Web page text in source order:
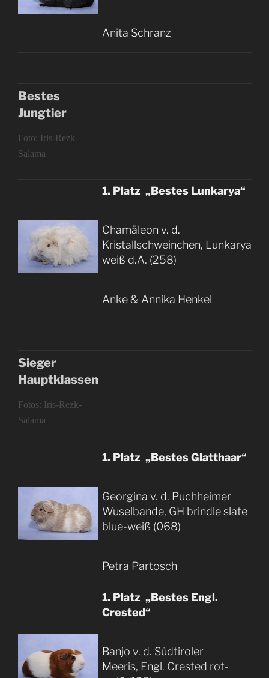
Anita Schranz
Bestes
Jungtier
Foto: Iris-Rezk-
Salama
1. Platz „Bestes Lunkarya“
Chamäleon v. d.
Kristallschweinchen, Lunkarya
weiß d.A. (258)
Anke & Annika Henkel
Sieger
Hauptklassen
Fotos: Iris-Rezk-
Salama
1. Platz „Bestes Glatthaar“
Georgina v. d. Puchheimer
Wuselbande, GH brindle slate
blue-weiß (068)
Petra Partosch
1. Platz „Bestes Engl.
Crested“
Banjo v. d. Südtiroler
Meeris, Engl. Crested rot-